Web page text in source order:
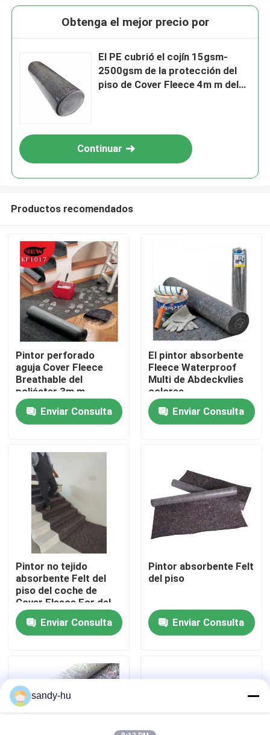
En casa
Productos
Sobre nosotros
Recorrido por la fábrica
Control de calidad
Contacta con nosotros
Noticias
protector del piso
Obtenga el mejor precio por
El PE cubrió el cojín 15gsm-
2500gsm de la protección del
piso de Cover Fleece 4m m del
Continuar
Productos recomendados
Pintor perforado
aguja Cover Fleece
Breathable del
poliéster 3m m
Enviar Consulta
El pintor absorbente
Fleece Waterproof
Multi de Abdeckvlies
colorea
Enviar Consulta
Pintor no tejido
absorbente Felt del
piso del coche de
Cover Fleece For del
pintor
Enviar Consulta
Pintor absorbente Felt
del piso
Enviar Consulta
sandy-hu